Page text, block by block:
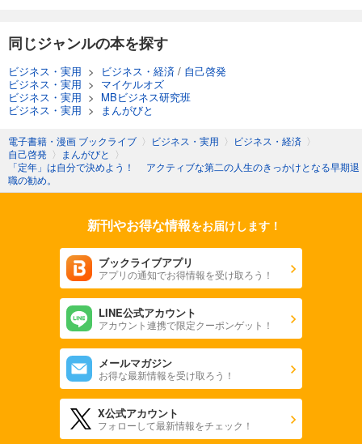
同じジャンルの本を探す
ビジネス・実用 > ビジネス・経済 / 自己啓発
ビジネス・実用 > マイケルオズ
ビジネス・実用 > MBビジネス研究班
ビジネス・実用 > まんがびと
電子書籍・漫画 ブックライブ 〉 ビジネス・実用 〉 ビジネス・経済 〉
自己啓発 〉 まんがびと 〉
「定年」は自分で決めよう！ アクティブな第二の人生のきっかけとなる早期退
職の勧め。
新刊やお得な情報をお届けします！
ブックライブアプリ
アプリの通知でお得情報を受け取ろう！
LINE公式アカウント
アカウント連携で限定クーポンゲット！
メールマガジン
お得な最新情報を受け取ろう！
X公式アカウント
フォローして最新情報をチェック！